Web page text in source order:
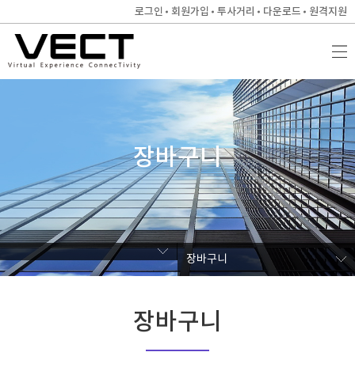
로그인 회원가입 투사거리 다운로드 원격지원
장바구니
장바구니
장바구니